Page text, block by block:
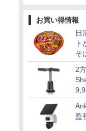
お買い得情報
日
そ
2
監